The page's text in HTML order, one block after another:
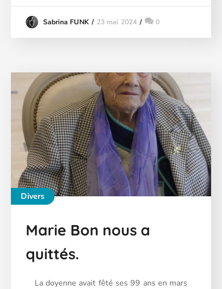
Sabrina FUNK 23 mai 2024 0
Divers
Marie Bon nous a
quittés.
La doyenne avait fêté ses 99 ans en mars